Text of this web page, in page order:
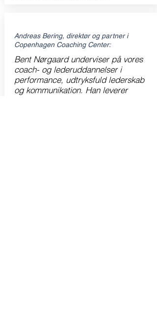
Andreas Bering, direktør og partner i
Copenhagen Coaching Center:
Bent Nørgaard underviser på vores
coach- og lederuddannelser i
performance, udtryksfuld lederskab
og kommunikation. Han leverer